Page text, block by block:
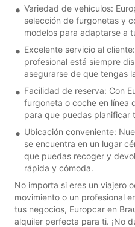
Variedad de vehículos:
selección de furgonetas y
modelos para adaptarse a
Excelente servicio al
profesional está siempre
asegurarse de que tengas
Facilidad de reserva: Con
furgoneta o coche en línea
para que puedas planificar
Ubicación conveniente:
se encuentra en un lugar
que puedas recoger y
rápida y cómoda.
No importa si eres un viajero
movimiento o un profesional
tus negocios, Europcar en
alquiler perfecta para ti. ¡No